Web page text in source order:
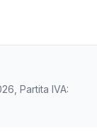
Partita IVA: